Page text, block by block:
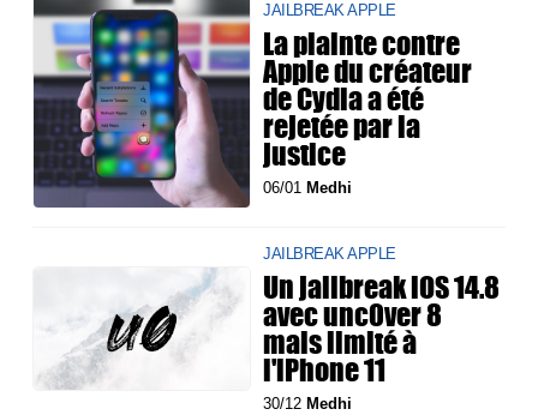
JAILBREAK APPLE
La plainte contre
Apple du créateur
de Cydia a été
rejetée par la
justice
06/01 Medhi
JAILBREAK APPLE
Un jailbreak iOS 14.8
avec unc0ver 8
mais limité à
l'iPhone 11
30/12 Medhi